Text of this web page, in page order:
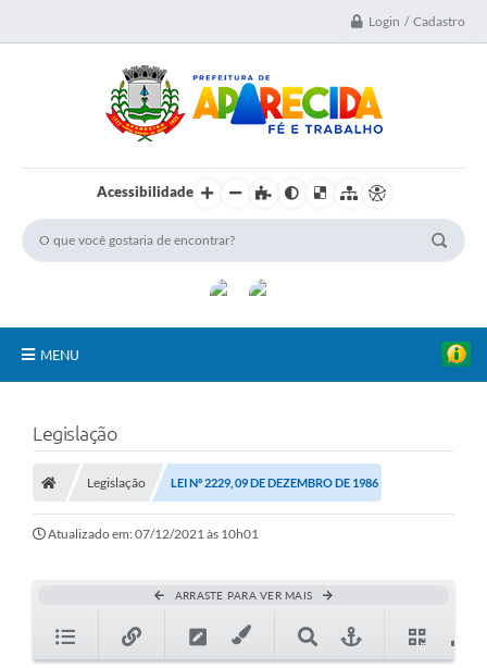
Login / Cadastro
Acessibilidade
MENU
Secretarias
Transparência
Turismo
Coronavírus
Legislação
Legislação LEI Nº 2229, 09 DE DEZEMBRO DE 1986
Atualizado em: 07/12/2021 às 10h01
ARRASTE PARA VER MAIS